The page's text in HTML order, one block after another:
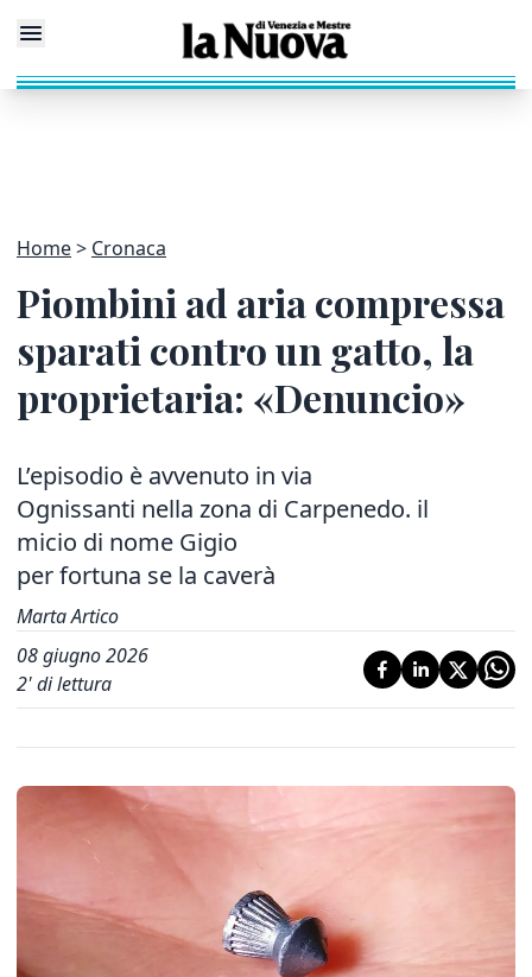
Home Cronaca
Piombini ad aria compressa
sparati contro un gatto, la
proprietaria: «Denuncio»
L’episodio è avvenuto in via
Ognissanti nella zona di Carpenedo. il
micio di nome Gigio
per fortuna se la caverà
Marta Artico
08 giugno 2026
2' di lettura